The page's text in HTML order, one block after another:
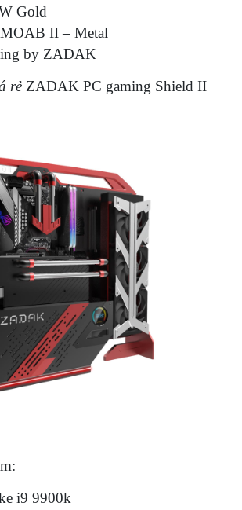
Gold
II – Metal
by ZADAK
rẻ ZADAK PC gaming Shield II
i9 9900k